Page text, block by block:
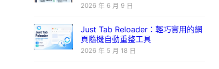
2026 年 6 月 9 日
Just Tab Reloader：輕巧實用的網
頁隨機自動重整工具
2026 年 5 月 18 日